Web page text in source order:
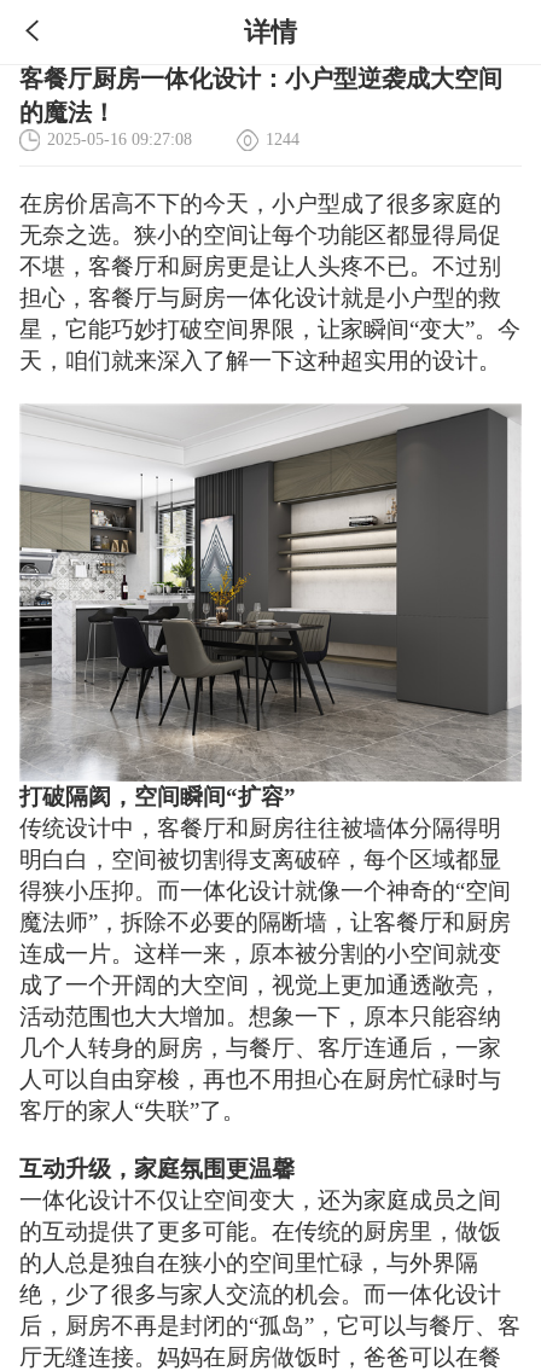
详情
客餐厅厨房一体化设计：小户型逆袭成大空间
的魔法！
2025-05-16 09:27:08 1244
在房价居高不下的今天，小户型成了很多家庭的
无奈之选。狭小的空间让每个功能区都显得局促
不堪，客餐厅和厨房更是让人头疼不已。不过别
担心，客餐厅与厨房一体化设计就是小户型的救
星，它能巧妙打破空间界限，让家瞬间“变大”。今
天，咱们就来深入了解一下这种超实用的设计。
打破隔阂，空间瞬间“扩容”
传统设计中，客餐厅和厨房往往被墙体分隔得明
明白白，空间被切割得支离破碎，每个区域都显
得狭小压抑。而一体化设计就像一个神奇的“空间
魔法师”，拆除不必要的隔断墙，让客餐厅和厨房
连成一片。这样一来，原本被分割的小空间就变
成了一个开阔的大空间，视觉上更加通透敞亮，
活动范围也大大增加。想象一下，原本只能容纳
几个人转身的厨房，与餐厅、客厅连通后，一家
人可以自由穿梭，再也不用担心在厨房忙碌时与
客厅的家人“失联”了。
互动升级，家庭氛围更温馨
一体化设计不仅让空间变大，还为家庭成员之间
的互动提供了更多可能。在传统的厨房里，做饭
的人总是独自在狭小的空间里忙碌，与外界隔
绝，少了很多与家人交流的机会。而一体化设计
后，厨房不再是封闭的“孤岛”，它可以与餐厅、客
厅无缝连接。妈妈在厨房做饭时，爸爸可以在餐